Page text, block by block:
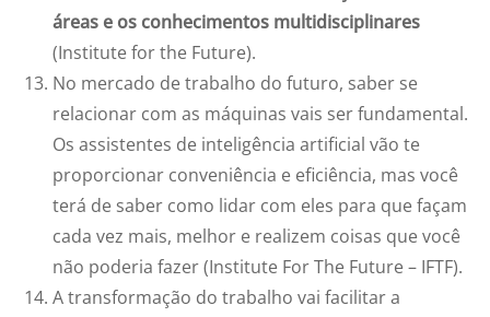
áreas e os conhecimentos multidisciplinares
(Institute for the Future).
No mercado de trabalho do futuro, saber se
relacionar com as máquinas vais ser fundamental.
Os assistentes de inteligência artificial vão te
proporcionar conveniência e eficiência, mas você
terá de saber como lidar com eles para que façam
cada vez mais, melhor e realizem coisas que você
não poderia fazer (Institute For The Future – IFTF).
A transformação do trabalho vai facilitar a